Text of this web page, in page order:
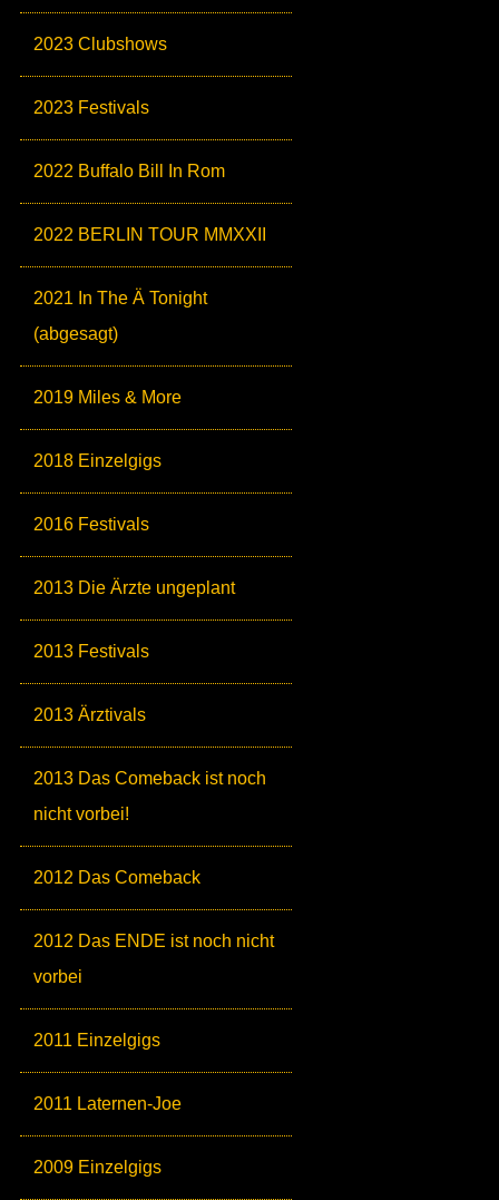
2023 Clubshows
2023 Festivals
2022 Buffalo Bill In Rom
2022 BERLIN TOUR MMXXII
2021 In The Ä Tonight
(abgesagt)
2019 Miles & More
2018 Einzelgigs
2016 Festivals
2013 Die Ärzte ungeplant
2013 Festivals
2013 Ärztivals
2013 Das Comeback ist noch
nicht vorbei!
2012 Das Comeback
2012 Das ENDE ist noch nicht
vorbei
2011 Einzelgigs
2011 Laternen-Joe
2009 Einzelgigs